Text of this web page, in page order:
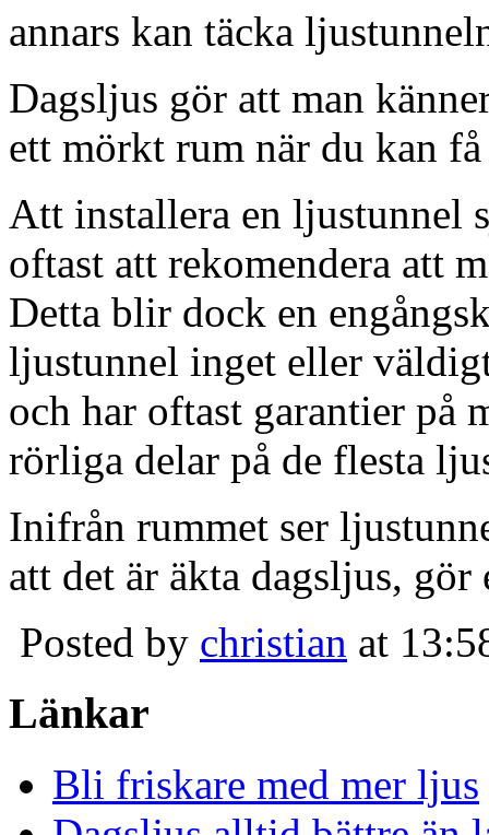
annars kan täcka
Dagsljus gör att man
ett mörkt rum när du kan
Att installera en ljustunnel
oftast att rekomendera att
Detta blir dock en
ljustunnel inget eller
och har oftast garantier på
rörliga delar på de flesta
Inifrån rummet ser
att det är äkta dagsljus,
Posted by christian at
Länkar
Bli friskare med mer ljus